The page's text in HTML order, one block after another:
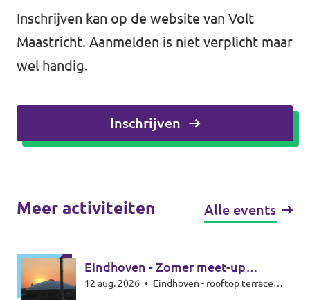
Inschrijven kan op de website van Volt
Maastricht. Aanmelden is niet verplicht maar
wel handig.
Inschrijven
Meer activiteiten Alle events
Eindhoven - Zomer meet-up
zonsverduistering
12 aug. 2026 •